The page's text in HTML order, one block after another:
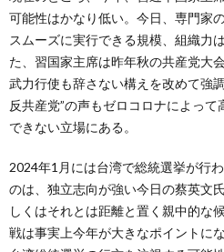
可能性はかなり低い。今日、専門家
スムーズに実行できる規模、組織力
た、習国家主席は昨年秋の共産党大
武力行使も辞さない構えを改めて強
反共産党”の声もゼロコロナによっ
できない立場にある。
2024年1月には台湾で総統選挙が行
のは、独立志向が強い今日の蔡英文
しくはそれとは距離と置く親中的な
戦は事実上今年が大きなポイントに